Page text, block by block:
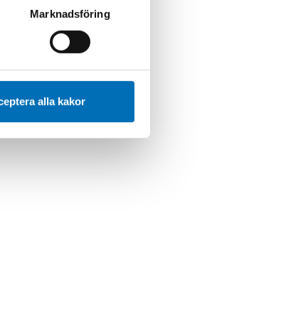
du alltid radera dem
Marknadsföring
alla kakor